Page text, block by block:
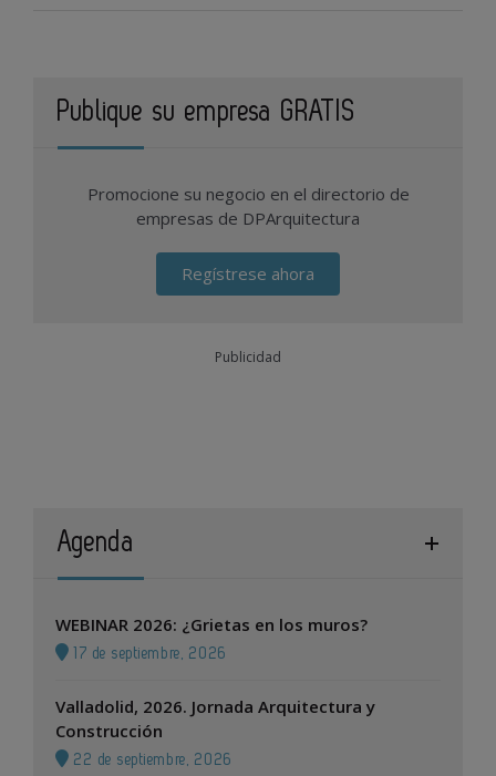
Publique su empresa GRATIS
Promocione su negocio en el directorio de
empresas de DPArquitectura
Regístrese ahora
Publicidad
Agenda
WEBINAR 2026: ¿Grietas en los muros?
17 de septiembre, 2026
Valladolid, 2026. Jornada Arquitectura y
Construcción
22 de septiembre, 2026